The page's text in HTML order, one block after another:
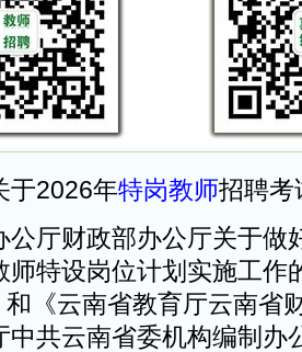
于2026年特岗教师招聘考
公厅财政部办公厅关于做
师特设岗位计划实施工作
和《云南省教育厅云南省
中共云南省委机构编制办